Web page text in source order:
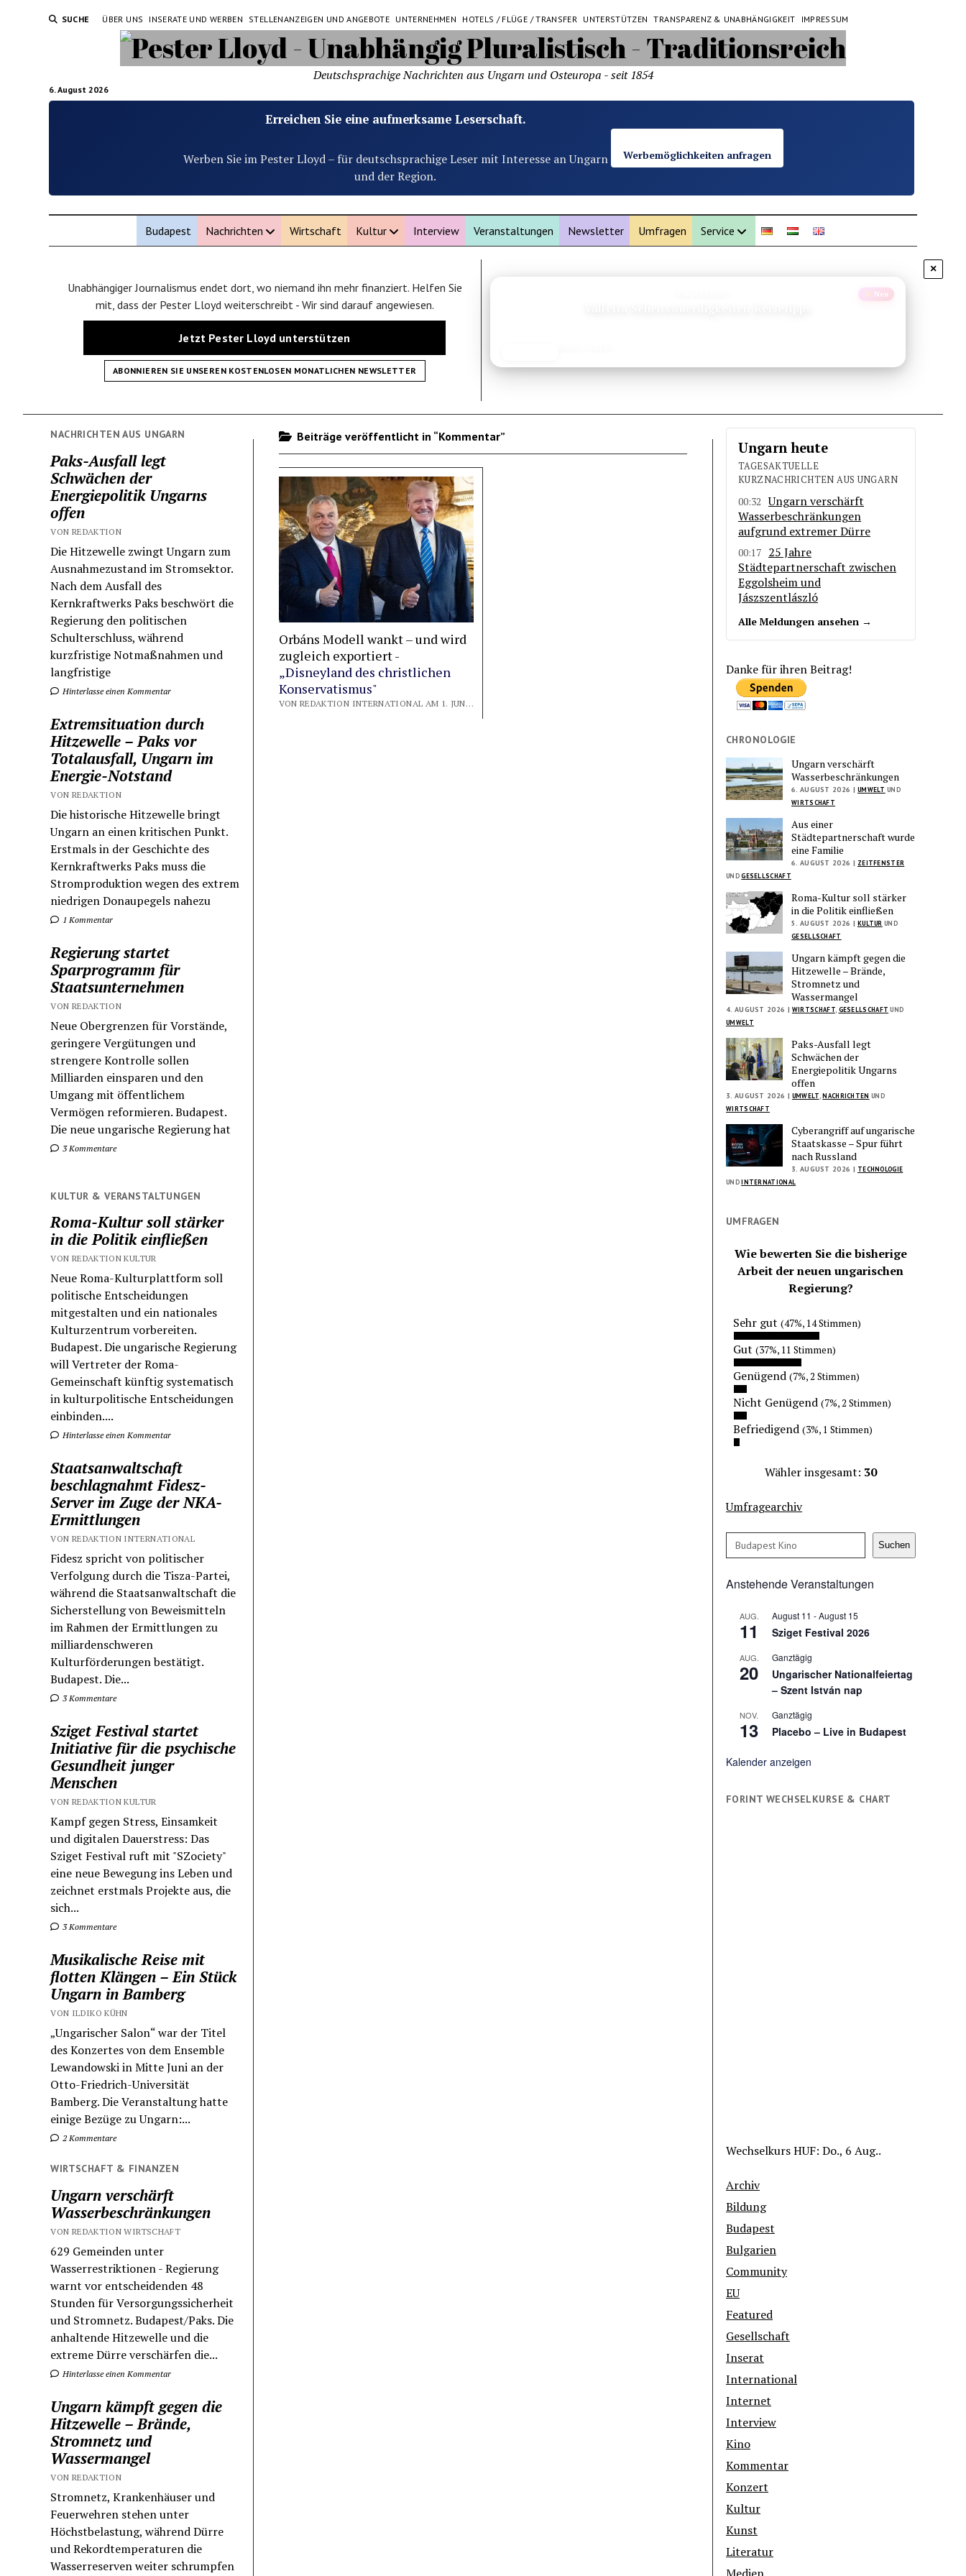
SUCHE ÜBER UNS INSERATE UND WERBEN STELLENANZEIGEN UND ANGEBOTE UNTERNEHMEN HOTELS / FLÜGE / TRANSFER UNTERSTÜTZEN TRANSPARENZ & UNABHÄNGIGKEIT IMPRESSUM
6. August 2026
Deutschsprachige Nachrichten aus Ungarn und Osteuropa - seit 1854
Erreichen Sie eine aufmerksame Leserschaft.
Werben Sie im Pester Lloyd – für deutschsprachige Leser mit Interesse an Ungarn
und der Region.
Werbemöglichkeiten anfragen
Budapest Nachrichten Wirtschaft Kultur Interview Veranstaltungen Newsletter Umfragen Service
×
Unabhängiger Journalismus endet dort, wo niemand ihn mehr finanziert. Helfen Sie
mit, dass der Pester Lloyd weiterschreibt - Wir sind darauf angewiesen.
Jetzt Pester Lloyd unterstützen
ABONNIEREN SIE UNSEREN KOSTENLOSEN MONATLICHEN NEWSLETTER
Neu
NACHRICHTEN AUS UNGARN
Paks-Ausfall legt
Schwächen der
Energiepolitik Ungarns
offen
VON REDAKTION
Die Hitzewelle zwingt Ungarn zum
Ausnahmezustand im Stromsektor.
Nach dem Ausfall des
Kernkraftwerks Paks beschwört die
Regierung den politischen
Schulterschluss, während
kurzfristige Notmaßnahmen und
langfristige
Hinterlasse einen Kommentar
Extremsituation durch
Hitzewelle – Paks vor
Totalausfall, Ungarn im
Energie-Notstand
VON REDAKTION
Die historische Hitzewelle bringt
Ungarn an einen kritischen Punkt.
Erstmals in der Geschichte des
Kernkraftwerks Paks muss die
Stromproduktion wegen des extrem
niedrigen Donaupegels nahezu
1 Kommentar
Regierung startet
Sparprogramm für
Staatsunternehmen
VON REDAKTION
Neue Obergrenzen für Vorstände,
geringere Vergütungen und
strengere Kontrolle sollen
Milliarden einsparen und den
Umgang mit öffentlichem
Vermögen reformieren. Budapest.
Die neue ungarische Regierung hat
3 Kommentare
KULTUR & VERANSTALTUNGEN
Roma-Kultur soll stärker
in die Politik einfließen
VON REDAKTION KULTUR
Neue Roma-Kulturplattform soll
politische Entscheidungen
mitgestalten und ein nationales
Kulturzentrum vorbereiten.
Budapest. Die ungarische Regierung
will Vertreter der Roma-
Gemeinschaft künftig systematisch
in kulturpolitische Entscheidungen
einbinden....
Hinterlasse einen Kommentar
Staatsanwaltschaft
beschlagnahmt Fidesz-
Server im Zuge der NKA-
Ermittlungen
VON REDAKTION INTERNATIONAL
Fidesz spricht von politischer
Verfolgung durch die Tisza-Partei,
während die Staatsanwaltschaft die
Sicherstellung von Beweismitteln
im Rahmen der Ermittlungen zu
milliardenschweren
Kulturförderungen bestätigt.
Budapest. Die...
3 Kommentare
Sziget Festival startet
Initiative für die psychische
Gesundheit junger
Menschen
VON REDAKTION KULTUR
Kampf gegen Stress, Einsamkeit
und digitalen Dauerstress: Das
Sziget Festival ruft mit "SZociety"
eine neue Bewegung ins Leben und
zeichnet erstmals Projekte aus, die
sich...
3 Kommentare
Musikalische Reise mit
flotten Klängen – Ein Stück
Ungarn in Bamberg
VON ILDIKO KÜHN
„Ungarischer Salon“ war der Titel
des Konzertes von dem Ensemble
Lewandowski in Mitte Juni an der
Otto-Friedrich-Universität
Bamberg. Die Veranstaltung hatte
einige Bezüge zu Ungarn:...
2 Kommentare
WIRTSCHAFT & FINANZEN
Ungarn verschärft
Wasserbeschränkungen
VON REDAKTION WIRTSCHAFT
629 Gemeinden unter
Wasserrestriktionen - Regierung
warnt vor entscheidenden 48
Stunden für Versorgungssicherheit
und Stromnetz. Budapest/Paks. Die
anhaltende Hitzewelle und die
extreme Dürre verschärfen die...
Hinterlasse einen Kommentar
Ungarn kämpft gegen die
Hitzewelle – Brände,
Stromnetz und
Wassermangel
VON REDAKTION
Stromnetz, Krankenhäuser und
Feuerwehren stehen unter
Höchstbelastung, während Dürre
und Rekordtemperaturen die
Wasserreserven weiter schrumpfen
Beiträge veröffentlicht in “Kommentar”
Orbáns Modell wankt – und wird
zugleich exportiert -
„Disneyland des christlichen
Konservatismus"
VON REDAKTION INTERNATIONAL AM 1. JUNI 2025
Ungarn heute
TAGESAKTUELLE
KURZNACHRICHTEN AUS UNGARN
00:32
Ungarn verschärft
Wasserbeschränkungen
aufgrund extremer Dürre
00:17
25 Jahre
Städtepartnerschaft zwischen
Eggolsheim und
Jászszentlászló
Alle Meldungen ansehen →
Danke für ihren Beitrag!
CHRONOLOGIE
Ungarn verschärft
Wasserbeschränkungen
6. AUGUST 2026 | UMWELT UND
WIRTSCHAFT
Aus einer
Städtepartnerschaft wurde
eine Familie
6. AUGUST 2026 | ZEITFENSTER
UNDGESELLSCHAFT
Roma-Kultur soll stärker
in die Politik einfließen
5. AUGUST 2026 | KULTUR UND
GESELLSCHAFT
Ungarn kämpft gegen die
Hitzewelle – Brände,
Stromnetz und
Wassermangel
4. AUGUST 2026 | WIRTSCHAFT, GESELLSCHAFT UND
UMWELT
Paks-Ausfall legt
Schwächen der
Energiepolitik Ungarns
offen
3. AUGUST 2026 | UMWELT ,NACHRICHTEN UND
WIRTSCHAFT
Cyberangriff auf ungarische
Staatskasse – Spur führt
nach Russland
3. AUGUST 2026 | TECHNOLOGIE
UNDINTERNATIONAL
UMFRAGEN
Wie bewerten Sie die bisherige
Arbeit der neuen ungarischen
Regierung?
Sehr gut(47%, 14 Stimmen)
Gut(37%, 11 Stimmen)
Genügend(7%, 2 Stimmen)
Nicht Genügend(7%, 2 Stimmen)
Befriedigend(3%, 1 Stimmen)
Wähler insgesamt: 30
Umfragearchiv
Suchen Suchen
Anstehende Veranstaltungen
AUG.
11
August 11 -August 15
Sziget Festival 2026
AUG.
20
Ganztägig
Ungarischer Nationalfeiertag
– Szent István nap
NOV.
13
Ganztägig
Placebo – Live in Budapest
Kalender anzeigen
FORINT WECHSELKURSE & CHART
WechselkursHUF: Do., 6 Aug..
Archiv
Bildung
Budapest
Bulgarien
Community
EU
Featured
Gesellschaft
Inserat
International
Internet
Interview
Kino
Kommentar
Konzert
Kultur
Kunst
Literatur